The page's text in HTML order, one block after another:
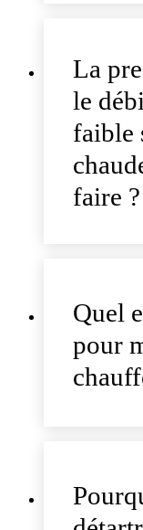
La
le
faible
faire ?
Quel
pour